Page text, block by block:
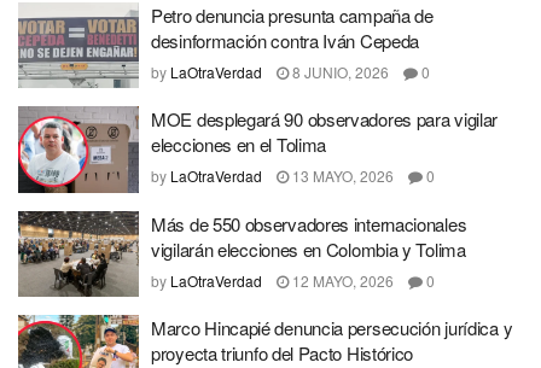
Petro denuncia presunta campaña de
desinformación contra Iván Cepeda
by LaOtraVerdad 8 JUNIO, 2026 0
MOE desplegará 90 observadores para vigilar
elecciones en el Tolima
by LaOtraVerdad 13 MAYO, 2026 0
Más de 550 observadores internacionales
vigilarán elecciones en Colombia y Tolima
by LaOtraVerdad 12 MAYO, 2026 0
Marco Hincapié denuncia persecución jurídica y
proyecta triunfo del Pacto Histórico